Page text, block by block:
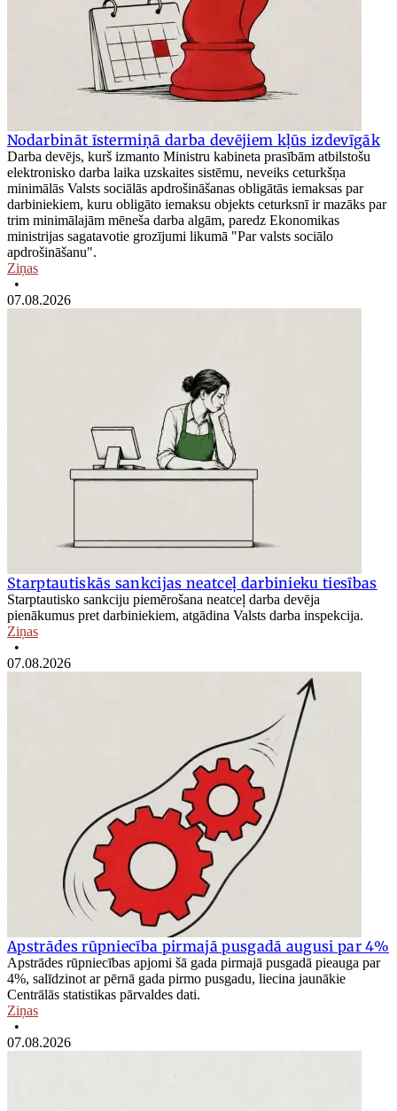
Nodarbināt īstermiņā darba devējiem kļūs izdevīgāk
Darba devējs, kurš izmanto Ministru kabineta prasībām atbilstošu
elektronisko darba laika uzskaites sistēmu, neveiks ceturkšņa
minimālās Valsts sociālās apdrošināšanas obligātās iemaksas par
darbiniekiem, kuru obligāto iemaksu objekts ceturksnī ir mazāks par
trim minimālajām mēneša darba algām, paredz Ekonomikas
ministrijas sagatavotie grozījumi likumā "Par valsts sociālo
apdrošināšanu".
Ziņas
•
07.08.2026
Starptautiskās sankcijas neatceļ darbinieku tiesības
Starptautisko sankciju piemērošana neatceļ darba devēja
pienākumus pret darbiniekiem, atgādina Valsts darba inspekcija.
Ziņas
•
07.08.2026
Apstrādes rūpniecība pirmajā pusgadā augusi par 4%
Apstrādes rūpniecības apjomi šā gada pirmajā pusgadā pieauga par
4%, salīdzinot ar pērnā gada pirmo pusgadu, liecina jaunākie
Centrālās statistikas pārvaldes dati.
Ziņas
•
07.08.2026